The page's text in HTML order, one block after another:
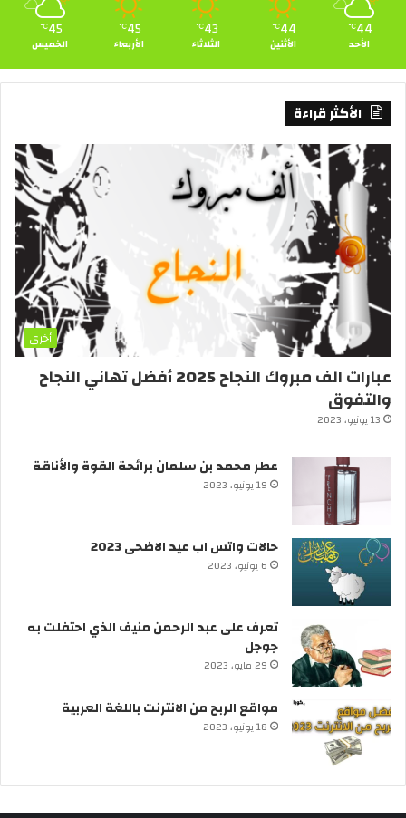
44
℃
الأحد
44
℃
الأثنين
43
℃
الثلاثاء
45
℃
الأربعاء
45
℃
الخميس
الأكثر قراءة
أخرى
عبارات الف مبروك النجاح 2025 أفضل تهاني النجاح
والتفوق
13 يونيو، 2023
عطر محمد بن سلمان برائحة القوة والأناقة
19 يونيو، 2023
حالات واتس اب عيد الاضحى 2023
6 يونيو، 2023
تعرف على عبد الرحمن منيف الذي احتفلت به
جوجل
29 مايو، 2023
مواقع الربح من الانترنت باللغة العربية
18 يونيو، 2023